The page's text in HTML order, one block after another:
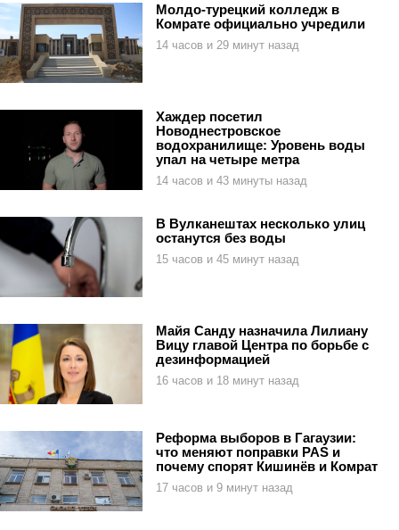
Молдо-турецкий колледж в
Комрате официально учредили
14 часов и 29 минут назад
Хаждер посетил
Новоднестровское
водохранилище: Уровень воды
упал на четыре метра
14 часов и 43 минуты назад
В Вулканештах несколько улиц
останутся без воды
15 часов и 45 минут назад
Майя Санду назначила Лилиану
Вицу главой Центра по борьбе с
дезинформацией
16 часов и 18 минут назад
Реформа выборов в Гагаузии:
что меняют поправки PAS и
почему спорят Кишинёв и Комрат
17 часов и 9 минут назад